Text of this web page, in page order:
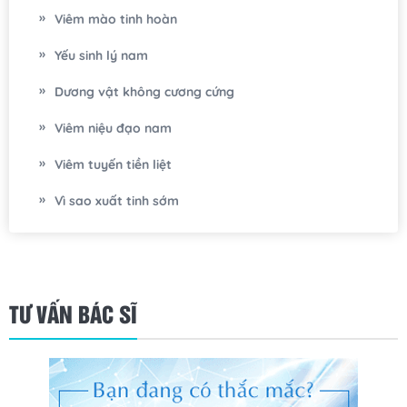
Viêm mào tinh hoàn
Yếu sinh lý nam
Dương vật không cương cứng
Viêm niệu đạo nam
Viêm tuyến tiền liệt
Vì sao xuất tinh sớm
TƯ VẤN BÁC SĨ